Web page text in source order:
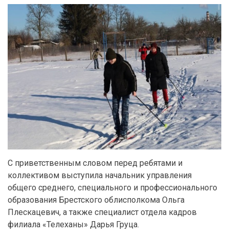
С приветственным словом перед ребятами и
коллективом выступила начальник управления
общего среднего, специального и профессионального
образования Брестского облисполкома Ольга
Плескацевич, а также специалист отдела кадров
филиала «Телеханы» Дарья Груца.